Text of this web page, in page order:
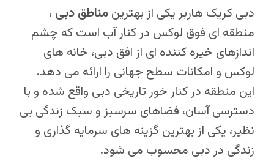
دبی کریک هاربر یکی از بهترینمناطق دبی ،
منطقه ای فوق لوکس در کنار آب است که چشم‌
اندازهای خیره‌ کننده‌ ای از افق دبی، خانه های
لوکس و امکانات سطح جهانی را ارائه می‌ دهد.
این منطقه در کنار خور تاریخی دبی واقع شده و با
دسترسی آسان، فضاهای سرسبز و سبک زندگی بی‌
نظیر، یکی از بهترین گزینه‌ های سرمایه‌ گذاری و
زندگی در دبی محسوب می‌ شود.